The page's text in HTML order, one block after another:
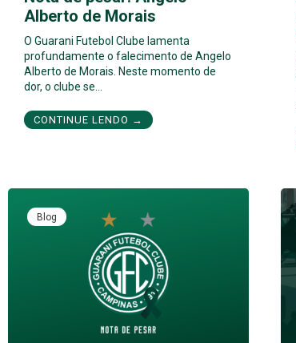
Alberto de Morais
O Guarani Futebol Clube lamenta
profundamente o falecimento de Angelo
Alberto de Morais. Neste momento de
dor, o clube se…
CONTINUE LENDO →
Blog